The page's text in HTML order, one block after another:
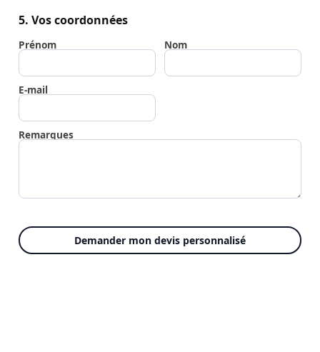
5. Vos coordonnées
Prénom Nom
E-mail
Remarques
Demander mon devis personnalisé